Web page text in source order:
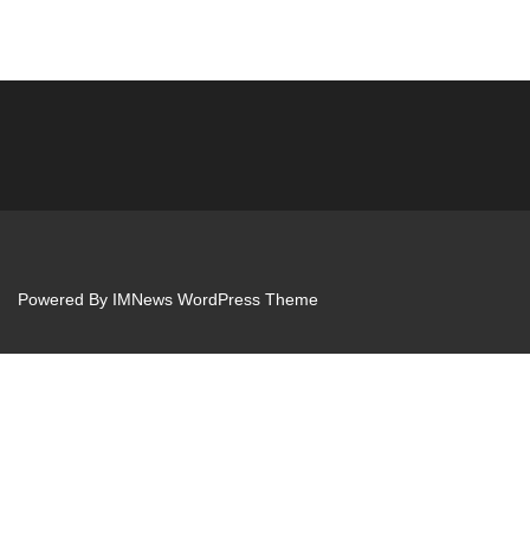
Powered By IMNews WordPress Theme